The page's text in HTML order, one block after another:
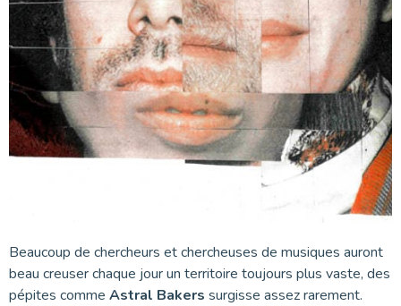
Beaucoup de chercheurs et chercheuses de musiques auront
beau creuser chaque jour un territoire toujours plus vaste, des
pépites comme Astral Bakers surgisse assez rarement.